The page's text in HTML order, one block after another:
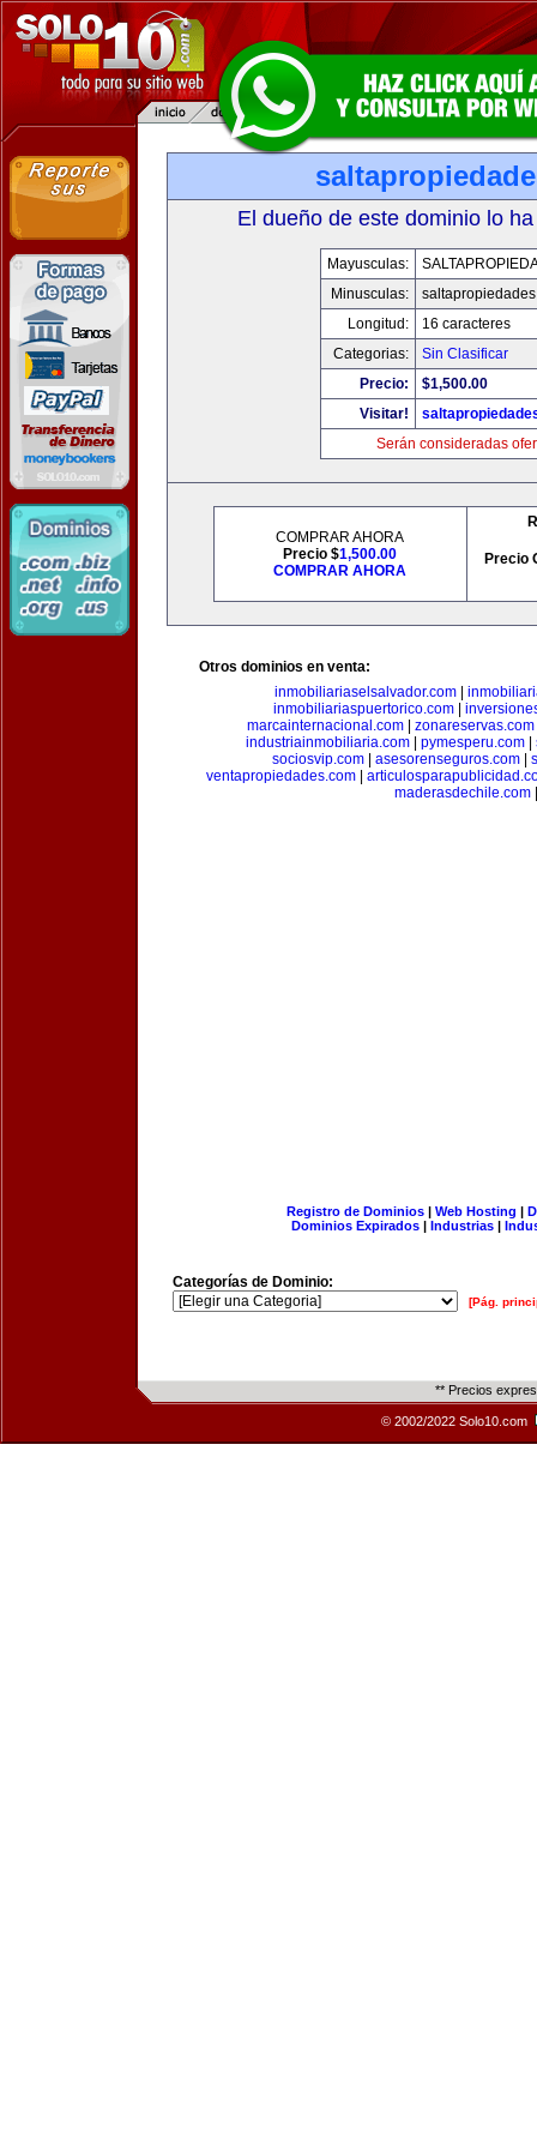
El dueño de este dominio lo
Mayusculas:
Minusculas:
Longitud:
16 caracteres
Categorias:
Sin Clasificar
Precio:
$1,500.00
Visitar!
Serán consideradas
COMPRAR AHORA
Precio $1,500.00
COMPRAR AHORA
Precio
Otros dominios en venta:
inmobiliariaselsalvador.com|
inmobiliariaspuertorico.com
marcainternacional.com| zonareservas.com
industriainmobiliaria.com| pymesperu.com|
sociosvip.com
asesorenseguros.com
ventapropiedades.com
maderasdechile.com
Registro de Dominios| Web Hosting |
Dominios Expirados | Industrias |
Categorías de Dominio:
[Pág.
** Precios
© 2002/2022 Solo10.com